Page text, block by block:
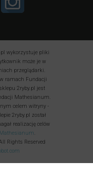
wykorzystuje pliki
może je w
przeglądarki.
ramach Fundacji
2ryby.pl jest
Mathesianum.
celem witryny -
2ryby.pl został
realizację celów
.
Rights Reserved